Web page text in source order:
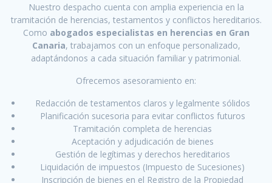
Nuestro despacho cuenta con amplia experiencia en la
tramitación de herencias, testamentos y conflictos hereditarios.
Como abogados especialistas en herencias en Gran
Canaria, trabajamos con un enfoque personalizado,
adaptándonos a cada situación familiar y patrimonial.
Ofrecemos asesoramiento en:
Redacción de testamentos claros y legalmente sólidos
Planificación sucesoria para evitar conflictos futuros
Tramitación completa de herencias
Aceptación y adjudicación de bienes
Gestión de legítimas y derechos hereditarios
Liquidación de impuestos (Impuesto de Sucesiones)
Inscripción de bienes en el Registro de la Propiedad